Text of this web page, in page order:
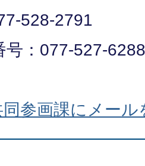
528-2791
号：077-527-6288
同参画課にメール